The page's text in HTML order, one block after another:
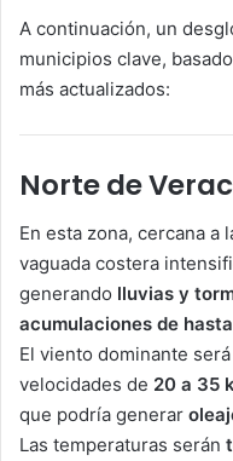
A continuación, un
municipios clave,
más actualizados:
Norte de
En esta zona, cercana a
vaguada costera
generando lluvias y
acumulaciones de
El viento dominante
velocidades de 20 a 35
que podría generar
Las temperaturas serán